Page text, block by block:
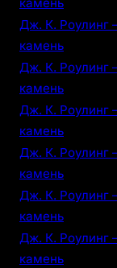
камень
Дж. К. Роулинг
камень
Дж. К. Роулинг
камень
Дж. К. Роулинг
камень
Дж. К. Роулинг
камень
Дж. К. Роулинг
камень
Дж. К. Роулинг
камень